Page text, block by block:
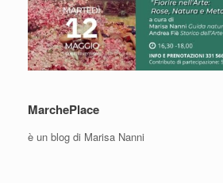
MarchePlace
è un blog di Marisa Nanni